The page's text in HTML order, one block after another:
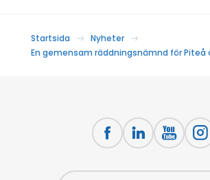
Startsida
Nyheter
En gemensam räddningsnämnd för Piteå